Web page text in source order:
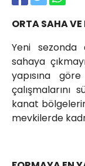
ORTA SAHA VE
Yeni sezonda
sahaya
yapısına
kanat
mevkilerde